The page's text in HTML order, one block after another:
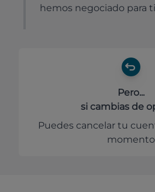
hemos negociado para ti
Pero...
si cambias de
Puedes cancelar tu
momento